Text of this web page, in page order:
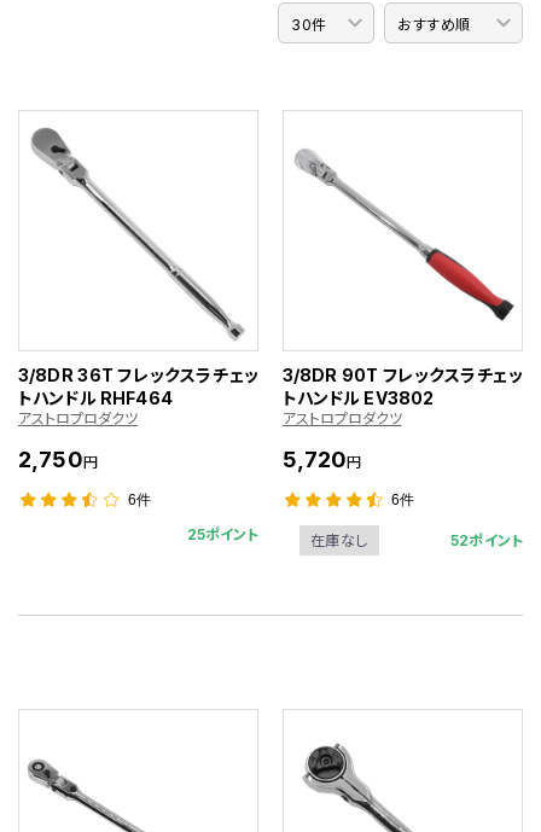
3/8DR 36T フレックスラチェッ
トハンドル RHF464
アストロプロダクツ
2,750円
6件
25ポイント
3/8DR 90T フレックスラチェッ
トハンドル EV3802
アストロプロダクツ
5,720円
6件
在庫なし 52ポイント